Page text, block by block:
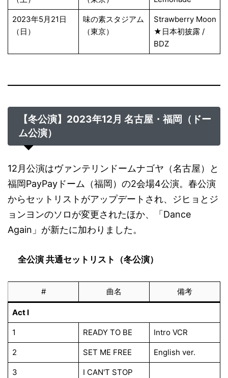
2023年5月21日
（日）
味の素スタジアム
（東京）
Strawberry Moon
★日本初披露 /
BDZ
【冬公演】2023年12月 名古屋・福岡（ドー
ム公演）
12月公演はヴァンテリンドームナゴヤ（名古屋）と
福岡PayPayドーム（福岡）の2会場4公演。春公演
からセットリストがアップデートされ、ジヒョとジ
ョンヨンのソロが変更されたほか、「Dance
Again」が新たに加わりました。
全公演 共通セットリスト（冬公演）
# 曲名 備考
Act I
1 READY TO BE Intro VCR
2 SET ME FREE English ver.
3
I CAN'T STOP